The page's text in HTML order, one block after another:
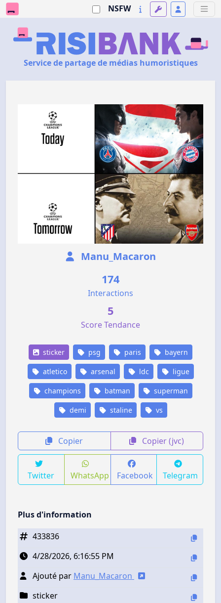
NSFW
Service de partage de médias humoristiques
Manu_Macaron
174
Interactions
5
Score Tendance
sticker psg paris bayern
atletico arsenal ldc ligue
champions batman superman
demi staline vs
Copier Copier (jvc)
Twitter WhatsApp Facebook Telegram
Plus d'information
433836
4/28/2026, 6:16:55 PM
Ajouté par Manu_Macaron
sticker